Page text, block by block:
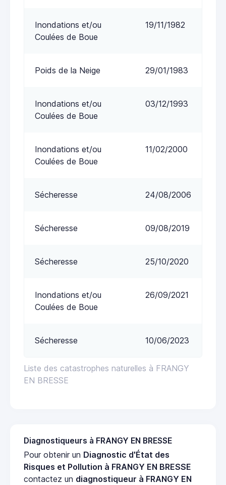
Liste des catastrophes naturelles à FRANGY
EN BRESSE
Inondations et/ou
Coulées de Boue
19/11/1982
Poids de la Neige 29/01/1983
Inondations et/ou
Coulées de Boue
03/12/1993
Inondations et/ou
Coulées de Boue
11/02/2000
Sécheresse 24/08/2006
Sécheresse 09/08/2019
Sécheresse 25/10/2020
Inondations et/ou
Coulées de Boue
26/09/2021
Sécheresse 10/06/2023
Diagnostiqueurs à FRANGY EN BRESSE
Pour obtenir un Diagnostic d'État des
Risques et Pollution à FRANGY EN BRESSE
contactez un diagnostiqueur à FRANGY EN